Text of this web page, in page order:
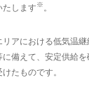
たします※。
アにおける低気温継
備えて、安定供給
たものです。